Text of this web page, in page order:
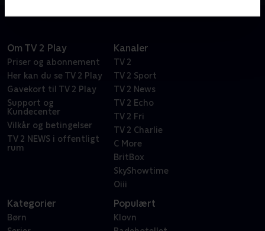
Om TV 2 Play
Priser og abonnement
Her kan du se TV 2 Play
Gavekort til TV 2 Play
Support og
Kundecenter
Vilkår og betingelser
TV 2 NEWS i offentligt
rum
Kanaler
TV 2
TV 2 Sport
TV 2 News
TV 2 Echo
TV 2 Fri
TV 2 Charlie
C More
BritBox
SkyShowtime
Oiii
Kategorier
Børn
Populært
Klovn